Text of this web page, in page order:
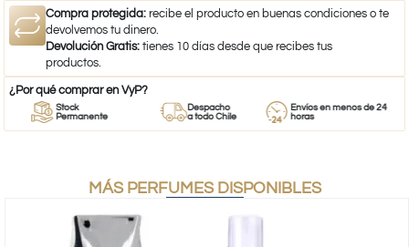
Compra protegida: recibe el producto en buenas condiciones o te
devolvemos tu dinero.
Devolución Gratis: tienes 10 días desde que recibes tus
productos.
¿Por qué comprar en VyP?
Stock
Permanente
Despacho
a todo Chile
Envíos en menos de 24
horas
MÁS PERFUMES DISPONIBLES